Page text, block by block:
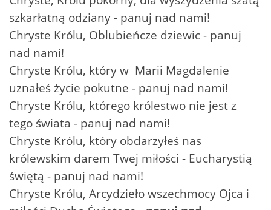
szkarłatną odziany - panuj nad nami!
Chryste Królu, Oblubieńcze dziewic - panuj
nad nami!
Chryste Królu, który w Marii Magdalenie
uznałeś życie pokutne - panuj nad nami!
Chryste Królu, którego królestwo nie jest z
tego świata - panuj nad nami!
Chryste Królu, który obdarzyłeś nas
królewskim darem Twej miłości - Eucharystią
świętą - panuj nad nami!
Chryste Królu, Arcydzieło wszechmocy Ojca i